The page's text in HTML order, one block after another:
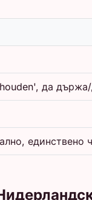
да държа/
единствено